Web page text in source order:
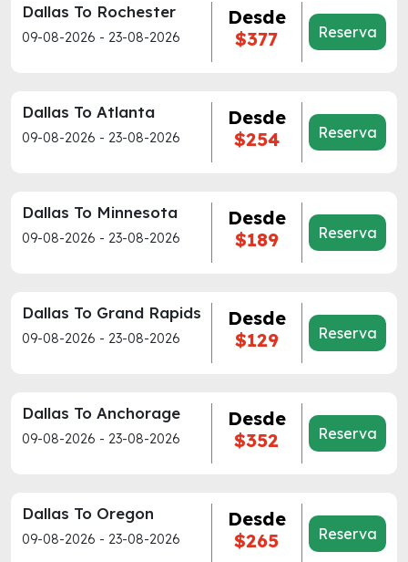
Dallas To Rochester
09-08-2026 - 23-08-2026
Desde
$377
Reserva
Dallas To Atlanta
09-08-2026 - 23-08-2026
Desde
$254
Reserva
Dallas To Minnesota
09-08-2026 - 23-08-2026
Desde
$189
Reserva
Dallas To Grand Rapids
09-08-2026 - 23-08-2026
Desde
$129
Reserva
Dallas To Anchorage
09-08-2026 - 23-08-2026
Desde
$352
Reserva
Dallas To Oregon
09-08-2026 - 23-08-2026
Desde
$265
Reserva